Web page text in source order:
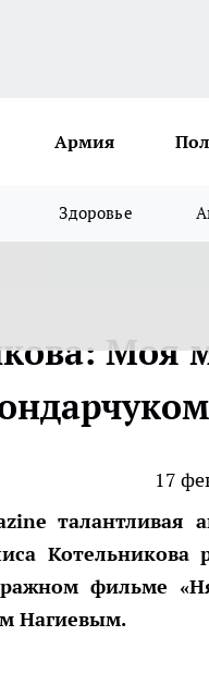
Армия
Здоровье
Моя
17
талантливая
Котельникова
фильме
Нагиевым.